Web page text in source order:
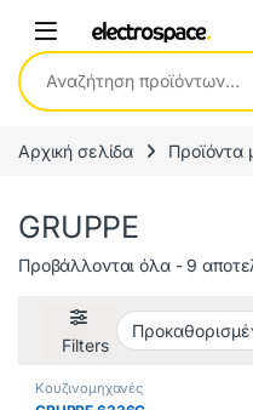
Αναζήτηση για:
Αρχική σελίδα Προϊόντα
GRUPPE
Προβάλλονται όλα - 9
Filters
Κουζινομηχανές